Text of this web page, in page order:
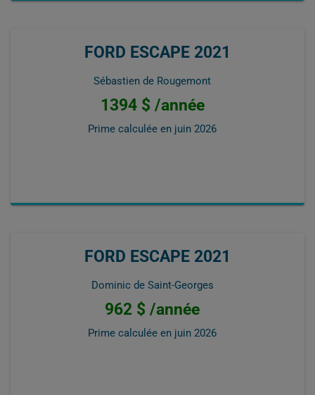
FORD ESCAPE 2021
Sébastien de Rougemont
1394 $ /année
Prime calculée en juin 2026
FORD ESCAPE 2021
Dominic de Saint-Georges
962 $ /année
Prime calculée en juin 2026